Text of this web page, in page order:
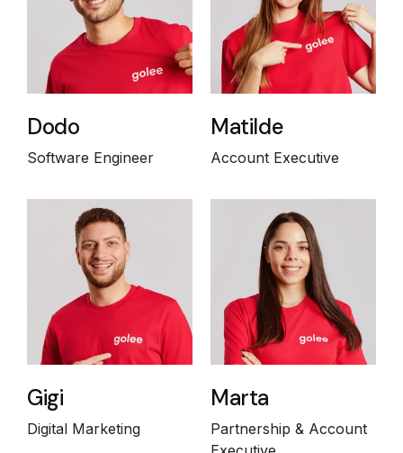
Dodo
Software Engineer
Matilde
Account Executive
Gigi
Digital Marketing
Marta
Partnership & Account